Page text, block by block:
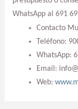
WhatsApp al 691
Contacto
Teléfono:
WhatsApp:
Email:
Web: